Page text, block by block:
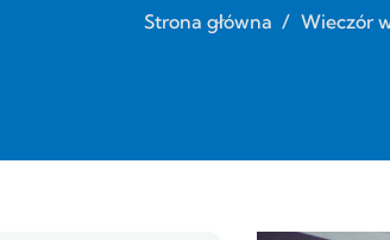
Strona główna / Wieczór